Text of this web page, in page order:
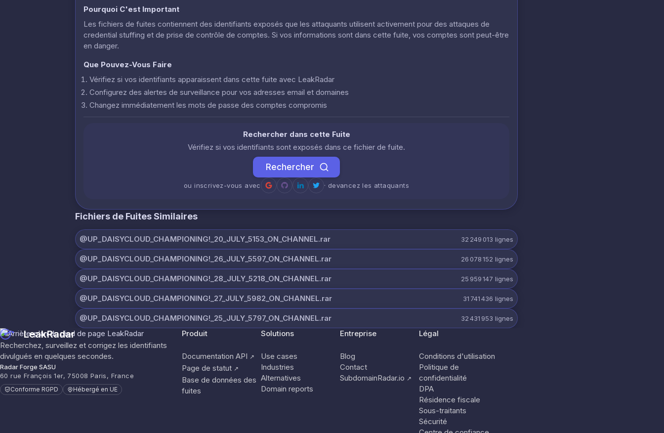
Pourquoi C'est Important
Les fichiers de fuites contiennent des identifiants exposés que les attaquants utilisent activement pour des attaques de
credential stuffing et de prise de contrôle de comptes. Si vos informations sont dans cette fuite, vos comptes sont peut-être
en danger.
Que Pouvez-Vous Faire
Vérifiez si vos identifiants apparaissent dans cette fuite avec LeakRadar
Configurez des alertes de surveillance pour vos adresses email et domaines
Changez immédiatement les mots de passe des comptes compromis
Rechercher dans cette Fuite
Vérifiez si vos identifiants sont exposés dans ce fichier de fuite.
Rechercher
ou inscrivez-vous avec · devancez les attaquants
Fichiers de Fuites Similaires
@UP_DAISYCLOUD_CHAMPIONING!_20_JULY_5153_ON_CHANNEL.rar 32 249 013 lignes
@UP_DAISYCLOUD_CHAMPIONING!_26_JULY_5597_ON_CHANNEL.rar 26 078 152 lignes
@UP_DAISYCLOUD_CHAMPIONING!_28_JULY_5218_ON_CHANNEL.rar 25 959 147 lignes
@UP_DAISYCLOUD_CHAMPIONING!_27_JULY_5982_ON_CHANNEL.rar 31 741 436 lignes
@UP_DAISYCLOUD_CHAMPIONING!_25_JULY_5797_ON_CHANNEL.rar 32 431 953 lignes
LeakRadar
Recherchez, surveillez et corrigez les identifiants
divulgués en quelques secondes.
Radar Forge SASU
60 rue François 1er, 75008 Paris, France
Conforme RGPD Hébergé en UE
Produit
Documentation API ↗
Page de statut ↗
Base de données des
fuites
Solutions
Use cases
Industries
Alternatives
Domain reports
Entreprise
Blog
Contact
SubdomainRadar.io ↗
Légal
Conditions d'utilisation
Politique de
confidentialité
DPA
Résidence fiscale
Sous-traitants
Sécurité